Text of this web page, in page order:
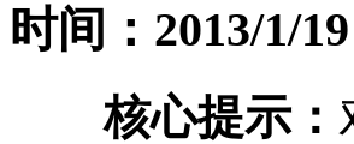
时间：2013/1/
核心提示：